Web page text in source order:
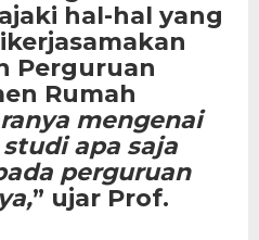
hal-hal yang
Perguruan
Rumah
mengenai
apa saja
perguruan
” ujar Prof.